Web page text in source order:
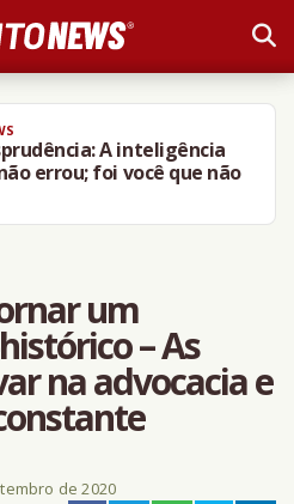
de Direito com
Elize do que Eliza”
redes sociais
um
– As
na advocacia e
de 2020